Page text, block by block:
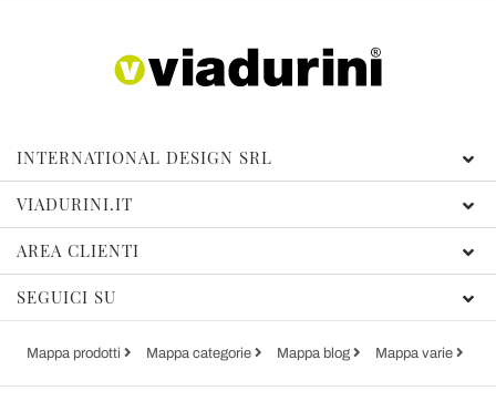
INTERNATIONAL DESIGN SRL
VIADURINI.IT
AREA CLIENTI
SEGUICI SU
Mappa prodotti Mappa categorie Mappa blog Mappa varie